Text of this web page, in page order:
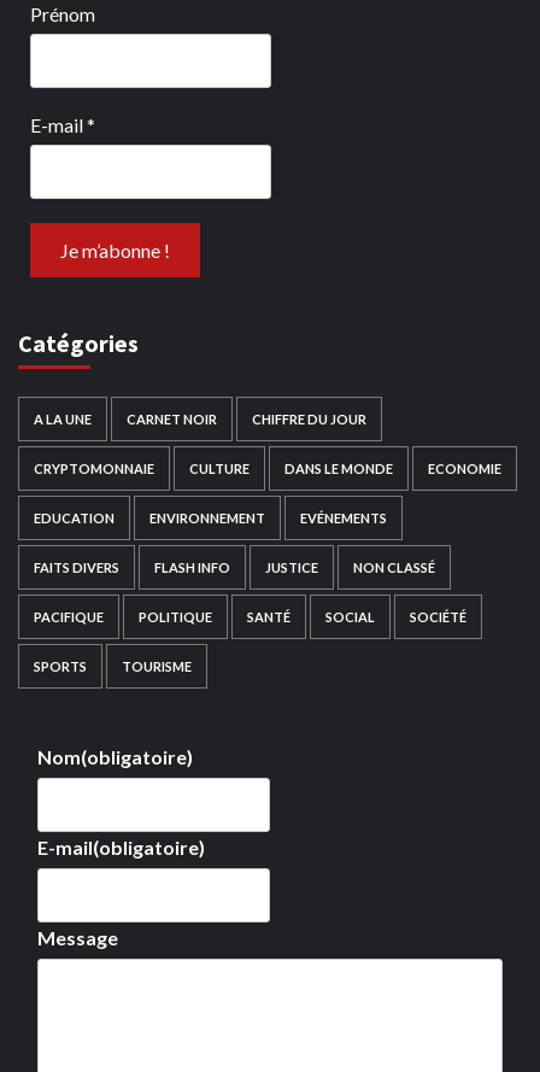
Prénom
E-mail*
Catégories
A LA UNE CARNET NOIR CHIFFRE DU JOUR
CRYPTOMONNAIE CULTURE DANS LE MONDE ECONOMIE
EDUCATION ENVIRONNEMENT EVÉNEMENTS
FAITS DIVERS FLASH INFO JUSTICE NON CLASSÉ
PACIFIQUE POLITIQUE SANTÉ SOCIAL SOCIÉTÉ
SPORTS TOURISME
Nom(obligatoire)
E-mail(obligatoire)
Message